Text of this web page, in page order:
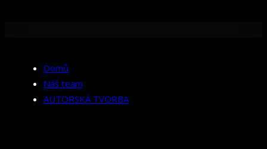
Domů
Náš team
AUTORSKÁ TVORBA